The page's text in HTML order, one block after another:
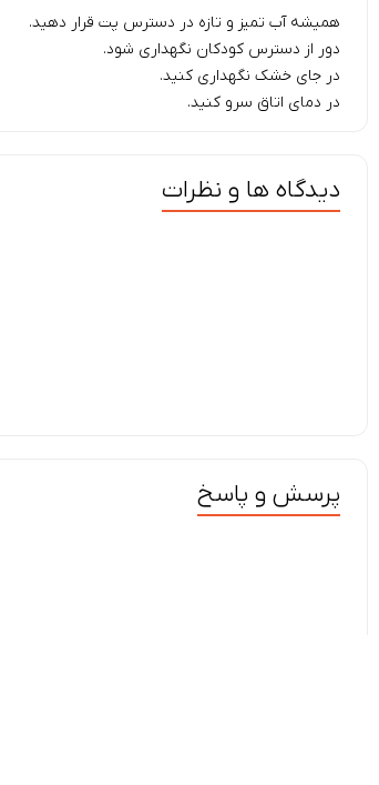
همیشه آب تمیز و تازه در دسترس پت قرار دهید.
دور از دسترس کودکان نگهداری شود.
در جای خشک نگهداری کنید.
در دمای اتاق سرو کنید.
دیدگاه ها و نظرات
پرسش و پاسخ